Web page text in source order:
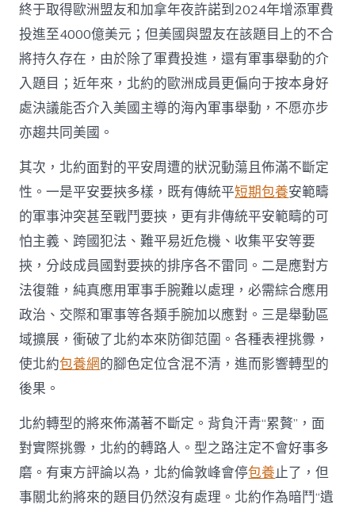
終于取得歐洲盟友和加拿年夜許諾到2024年增添軍費
投進至4000億美元；但美國與盟友在該題目上的不合
將持久存在，由於除了軍費投進，還有軍事舉動的介
入題目；近年來，北約的歐洲成員更偏向于按本身好
處決議能否介入美國主導的海內軍事舉動，不愿亦步
亦趨共同美國。
其次，北約面對的平安周遭的狀況動蕩且佈滿不斷定
性。一是平安要挾多樣，既有傳統平短期包養安範疇
的軍事沖突甚至戰鬥要挾，更有非傳統平安範疇的可
怕主義、跨國犯法、難平易近危機、收集平安等要
挾，分歧成員國對要挾的排序各不雷同。二是應對方
法復雜，純真應用軍事手腕難以處理，必需綜合應用
政治、交際和軍事等各類手腕加以應對。三是舉動區
域擴展，衝破了北約本來防御范圍。各種表裡挑釁，
使北約包養網的腳色定位含混不清，進而影響轉型的
後果。
北約轉型的將來佈滿著不斷定。背負汗青“累贅”，面
對實際挑釁，北約的轉路人。型之路注定不會好事多
磨。有東方評論以為，北約倫敦峰會停包養止了，但
事關北約將來的題目仍然沒有處理。北約作為暗鬥“遺